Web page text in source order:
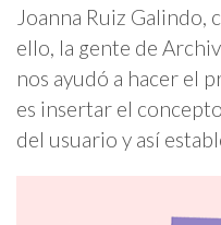
Joanna Ruiz Galindo,
ello, la gente de
nos ayudó a hacer el
es insertar el
del usuario y así